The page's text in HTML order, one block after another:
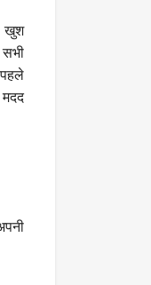
खुश